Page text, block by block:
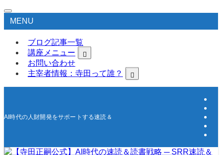
MENU
ブログ記事一覧
講座メニュー
お問い合わせ
主宰者情報：寺田って誰？
AI時代の人財開発をサポートする速読＆高速学習の研究所